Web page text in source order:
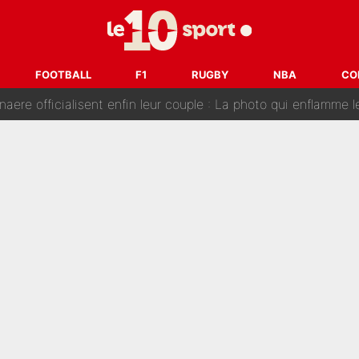
FOOTBALL F1 RUGBY NBA
Michael Olise : L’annonce du Bayern Munich sur son
: La photo qui met fin au transfert de l’été !
officialisent enfin leur couple : La photo qui enflamme